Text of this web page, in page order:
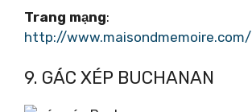
Trang mạng:
http://www.maisondmemoire.com/
9. GÁC XÉP BUCHANAN